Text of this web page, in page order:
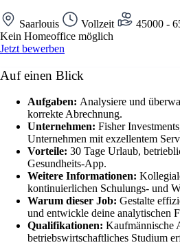
Saarlouis Vollzeit
45000 -
Kein Homeoffice möglich
Jetzt bewerben
Auf einen Blick
Aufgaben: Analysiere und
korrekte Abrechnung.
Unternehmen: Fisher
Unternehmen mit exzellentem
Vorteile: 30 Tage Urlaub,
Gesundheits-App.
Weitere Informationen:
kontinuierlichen Schulungs- und
Warum dieser Job: Gestalte
und entwickle deine analytischen
Qualifikationen: Kaufmännische
betriebswirtschaftliches Studium